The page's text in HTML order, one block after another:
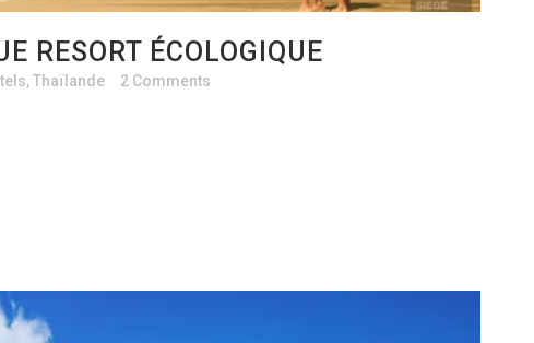
RESORT ÉCOLOGIQUE
,Thaïlande 2 Comments